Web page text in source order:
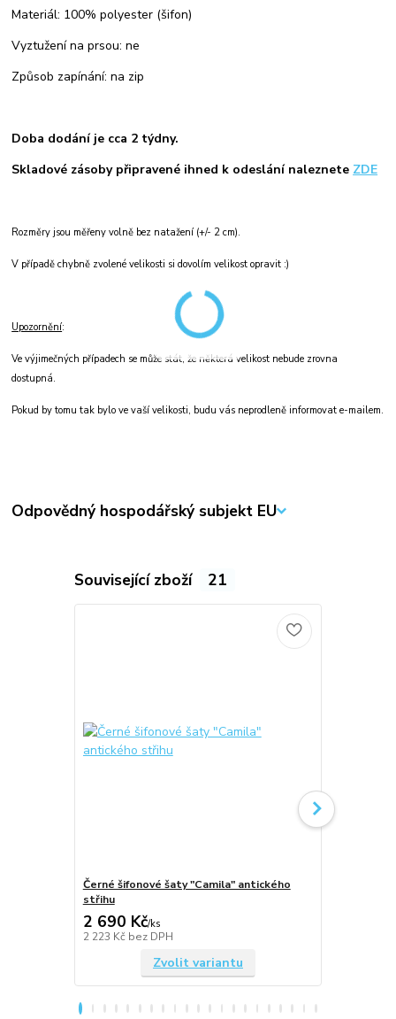
Materiál: 100% polyester (šifon)
Vyztužení na prsou: ne
Způsob zapínání: na zip
Doba dodání je cca 2 týdny.
Skladové zásoby připravené ihned k odeslání naleznete ZDE
Rozměry jsou měřeny volně bez natažení (+/- 2 cm).
V případě chybně zvolené velikosti si dovolím velikost opravit :)
Upozornění:
Ve výjimečných případech se může stát, že některá velikost nebude zrovna
dostupná.
Pokud by tomu tak bylo ve vaší velikosti, budu vás neprodleně informovat e-mailem.
Odpovědný hospodářský subjekt EU
Související zboží 21
Černé šifonové šaty "Camila" antického
střihu
2 690 Kč/ks
2 223 Kč bez DPH
Zvolit variantu